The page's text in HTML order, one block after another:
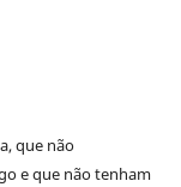
que não
e que não tenham